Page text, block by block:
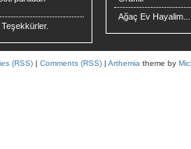
Ağaç Ev Hayalim...
(RSS) | Comments (RSS) | Arthemia theme by